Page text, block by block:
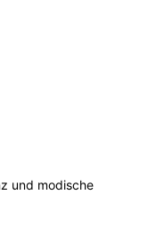
und modische